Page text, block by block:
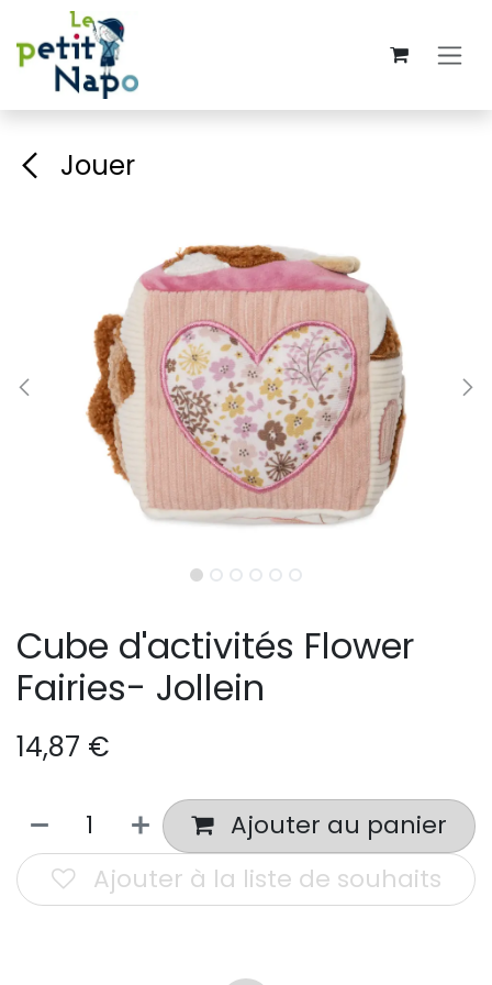
Se rendre au contenu
Jouer
Cube d'activités Flower
Fairies- Jollein
14,87 €
Ajouter au panier
Ajouter à la liste de souhaits